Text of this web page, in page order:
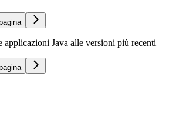
applicazioni Java alle versioni più recenti